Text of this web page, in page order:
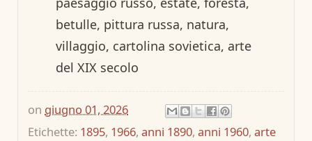
betulle, pittura russa, natura,
villaggio, cartolina sovietica, arte
del XIX secolo
on giugno 01, 2026
Etichette: 1895, 1966, anni 1890, anni 1960, arte